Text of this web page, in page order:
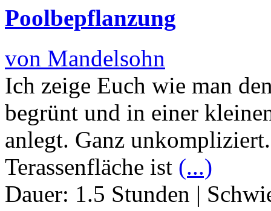
Poolbepflanzung
von Mandelsohn
Ich zeige Euch wie man
begrünt und in einer
anlegt. Ganz
Terassenfläche ist (...)
Dauer: 1.5 Stunden |